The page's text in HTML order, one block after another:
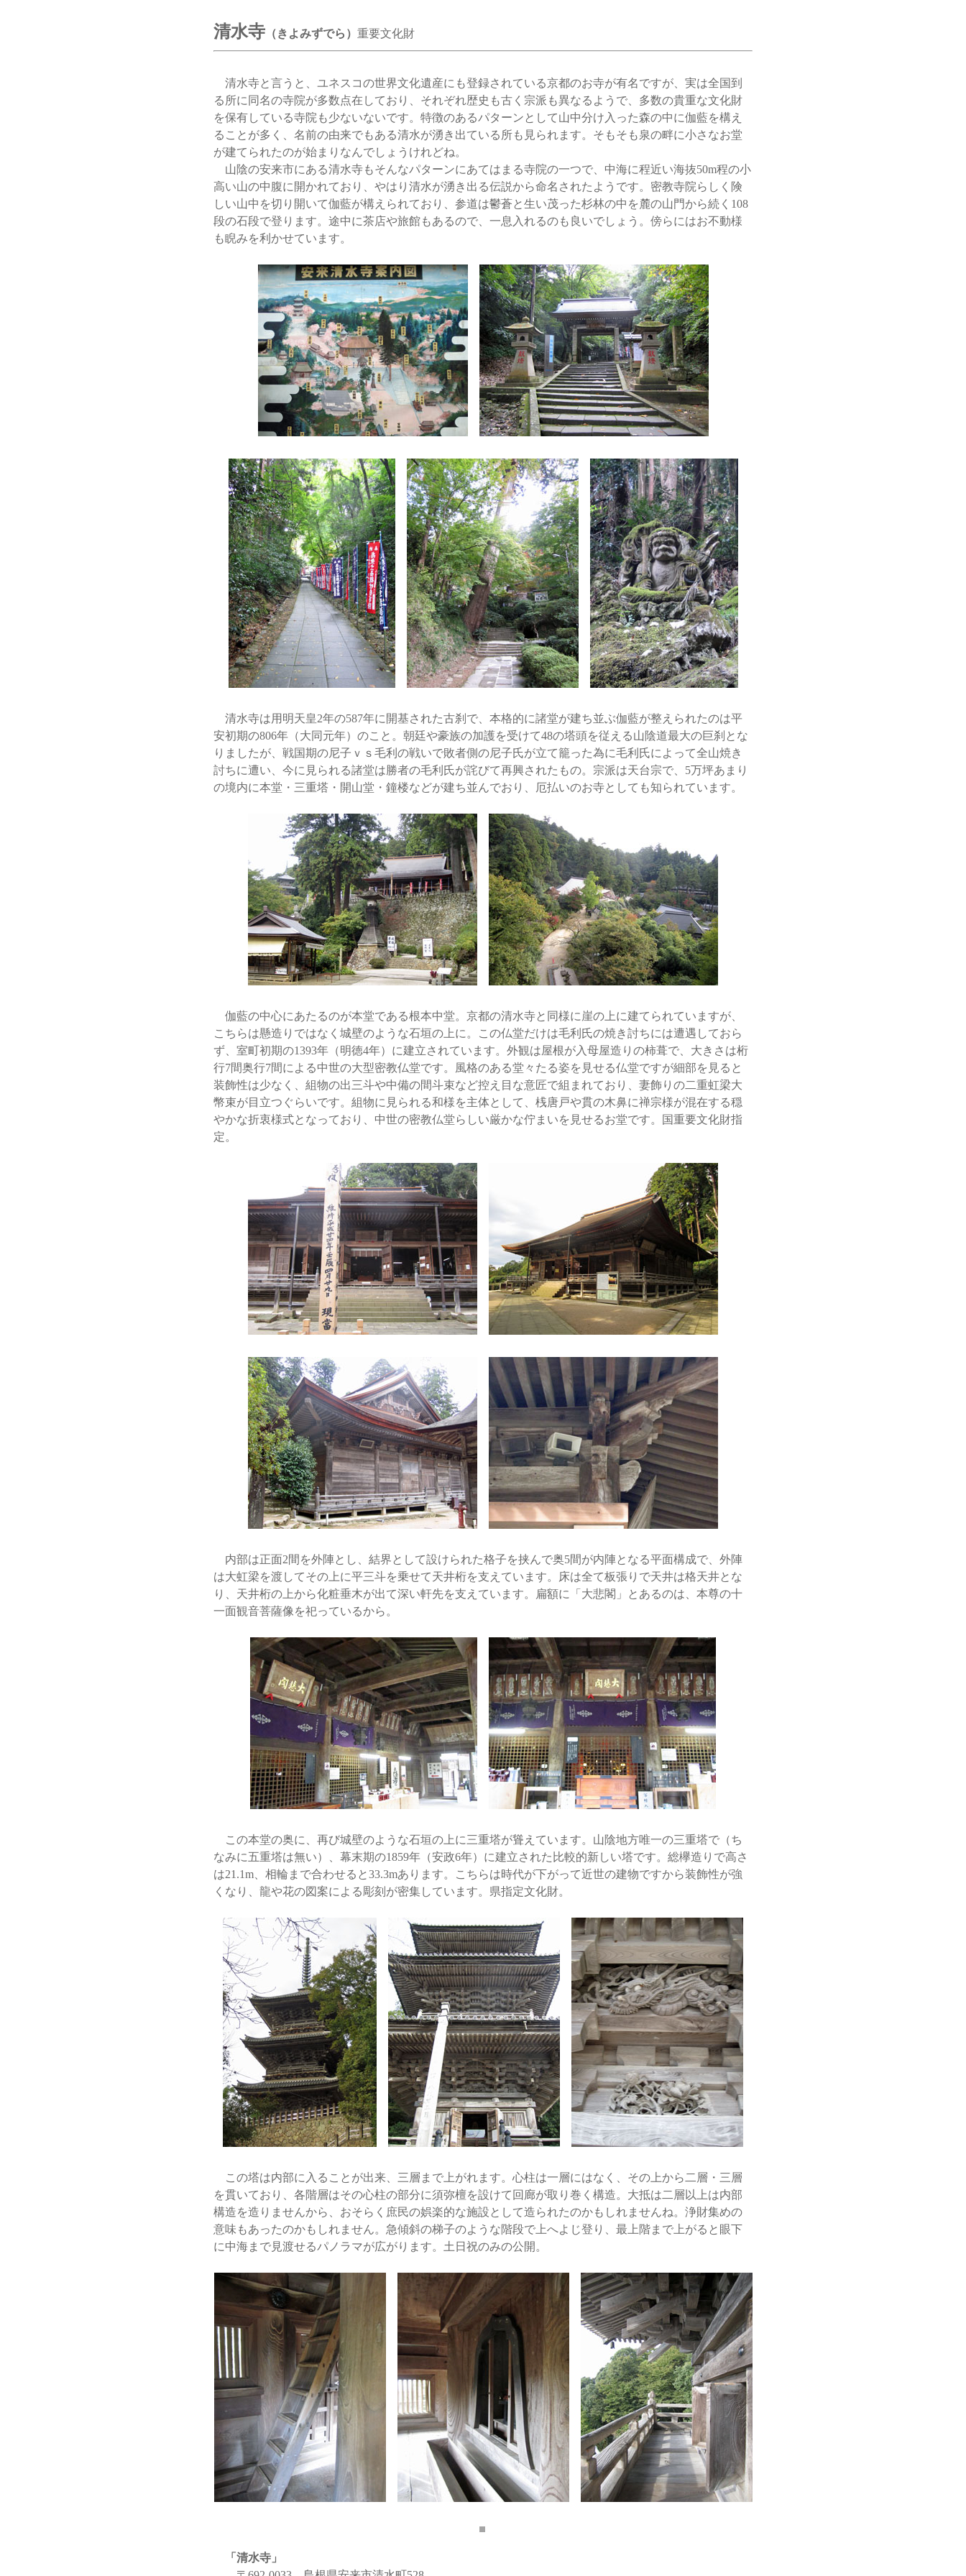
清水寺 （きよみずでら） 重要文化財
清水寺と言うと、ユネスコの世界文化遺産にも登録されている京都のお寺が有名ですが、実は全国到
る所に同名の寺院が多数点在しており、それぞれ歴史も古く宗派も異なるようで、多数の貴重な文化財
を保有している寺院も少ないないです。特徴のあるパターンとして山中分け入った森の中に伽藍を構え
ることが多く、名前の由来でもある清水が湧き出ている所も見られます。そもそも泉の畔に小さなお堂
が建てられたのが始まりなんでしょうけれどね。
山陰の安来市にある清水寺もそんなパターンにあてはまる寺院の一つで、中海に程近い海抜50m程の小
高い山の中腹に開かれており、やはり清水が湧き出る伝説から命名されたようです。密教寺院らしく険
しい山中を切り開いて伽藍が構えられており、参道は鬱蒼と生い茂った杉林の中を麓の山門から続く108
段の石段で登ります。途中に茶店や旅館もあるので、一息入れるのも良いでしょう。傍らにはお不動様
も睨みを利かせています。
清水寺は用明天皇2年の587年に開基された古刹で、本格的に諸堂が建ち並ぶ伽藍が整えられたのは平
安初期の806年（大同元年）のこと。朝廷や豪族の加護を受けて48の塔頭を従える山陰道最大の巨刹とな
りましたが、戦国期の尼子ｖｓ毛利の戦いで敗者側の尼子氏が立て籠った為に毛利氏によって全山焼き
討ちに遭い、今に見られる諸堂は勝者の毛利氏が詫びて再興されたもの。宗派は天台宗で、5万坪あまり
の境内に本堂・三重塔・開山堂・鐘楼などが建ち並んでおり、厄払いのお寺としても知られています。
伽藍の中心にあたるのが本堂である根本中堂。京都の清水寺と同様に崖の上に建てられていますが、
こちらは懸造りではなく城壁のような石垣の上に。この仏堂だけは毛利氏の焼き討ちには遭遇しておら
ず、室町初期の1393年（明徳4年）に建立されています。外観は屋根が入母屋造りの柿葺で、大きさは桁
行7間奥行7間による中世の大型密教仏堂です。風格のある堂々たる姿を見せる仏堂ですが細部を見ると
装飾性は少なく、組物の出三斗や中備の間斗束など控え目な意匠で組まれており、妻飾りの二重虹梁大
幣束が目立つぐらいです。組物に見られる和様を主体として、桟唐戸や貫の木鼻に禅宗様が混在する穏
やかな折衷様式となっており、中世の密教仏堂らしい厳かな佇まいを見せるお堂です。国重要文化財指
定。
内部は正面2間を外陣とし、結界として設けられた格子を挟んで奥5間が内陣となる平面構成で、外陣
は大虹梁を渡してその上に平三斗を乗せて天井桁を支えています。床は全て板張りで天井は格天井とな
り、天井桁の上から化粧垂木が出て深い軒先を支えています。扁額に「大悲閣」とあるのは、本尊の十
一面観音菩薩像を祀っているから。
この本堂の奥に、再び城壁のような石垣の上に三重塔が聳えています。山陰地方唯一の三重塔で（ち
なみに五重塔は無い）、幕末期の1859年（安政6年）に建立された比較的新しい塔です。総欅造りで高さ
は21.1m、相輪まで合わせると33.3mあります。こちらは時代が下がって近世の建物ですから装飾性が強
くなり、龍や花の図案による彫刻が密集しています。県指定文化財。
この塔は内部に入ることが出来、三層まで上がれます。心柱は一層にはなく、その上から二層・三層
を貫いており、各階層はその心柱の部分に須弥檀を設けて回廊が取り巻く構造。大抵は二層以上は内部
構造を造りませんから、おそらく庶民の娯楽的な施設として造られたのかもしれませんね。浄財集めの
意味もあったのかもしれません。急傾斜の梯子のような階段で上へよじ登り、最上階まで上がると眼下
に中海まで見渡せるパノラマが広がります。土日祝のみの公開。
「清水寺」